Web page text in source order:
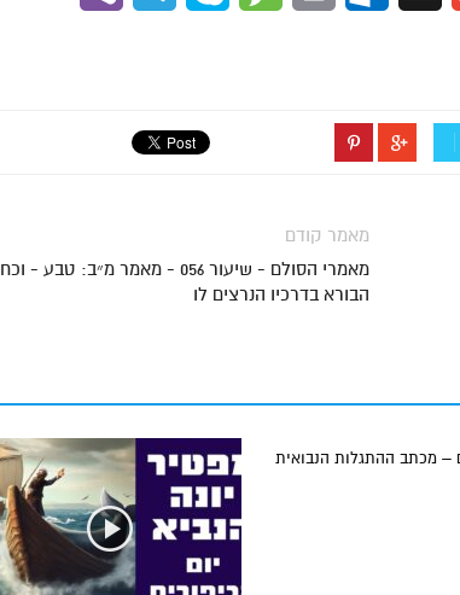
מאמר קודם
מאמרי הסולם - שיעור 056 - מאמר מ״ב: טבע - וכח
הבורא בדרכיו הנרצים לו
– מכתב ההתגלות הנבואית